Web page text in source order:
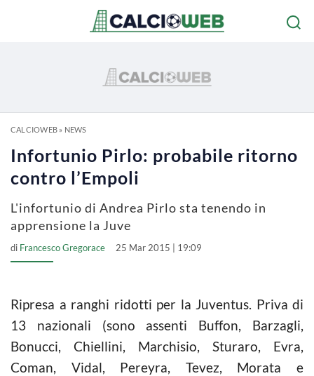
CALCIOWEB» NEWS
Infortunio Pirlo: probabile ritorno
contro l’Empoli
L'infortunio di Andrea Pirlo sta tenendo in
apprensione la Juve
di Francesco Gregorace 25 Mar 2015 | 19:09
Ripresa a ranghi ridotti per la Juventus. Priva di
13 nazionali (sono assenti Buffon, Barzagli,
Bonucci, Chiellini, Marchisio, Sturaro, Evra,
Coman, Vidal, Pereyra, Tevez, Morata e